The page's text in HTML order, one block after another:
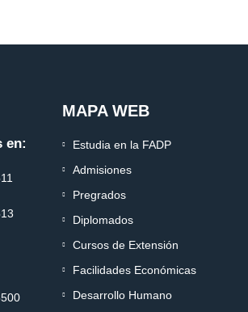
en:
MAPA WEB
Estudia en la FADP
Admisiones
Pregrados
Diplomados
Cursos de Extensión
Facilidades Económicas
Desarrollo Humano